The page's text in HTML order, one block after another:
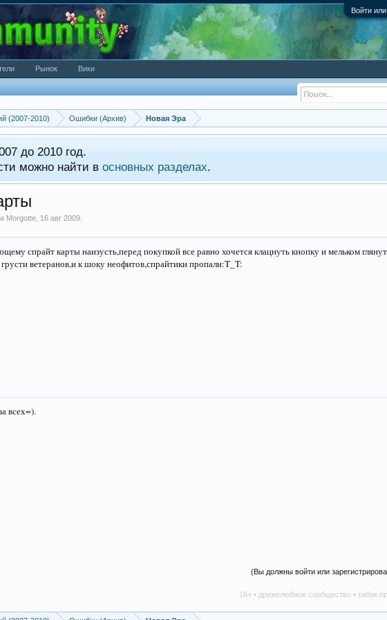
Войти
(2007-2010) Ошибки (Архив) Новая Эра
до 2010 год.
можно найти в основных разделах.
Morgotte 16 авг 2009
спрайт карты наизусть,перед покупкой все равно хочется клацнуть кнопку и мельком
грусти ветеранов,и к шоку неофитов,спрайтики пропали:T_T:
всех=).
(Вы должны войти или
16+ • дружелюбное сообщество • табак
Рынок Вики